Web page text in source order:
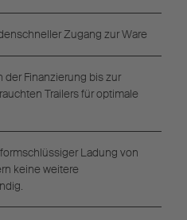
Zugang zur Ware
Finanzierung bis zur
Trailers für optimale
Ladung von
keine weitere